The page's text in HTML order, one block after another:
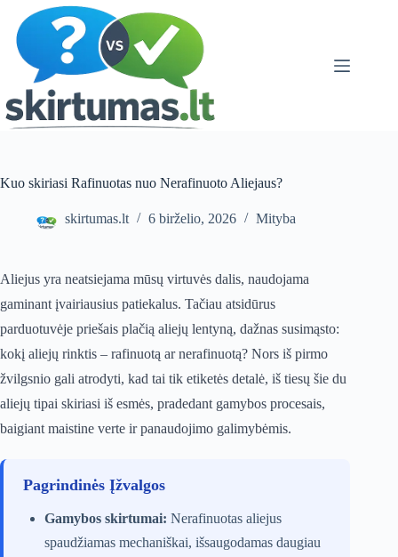
content
Kuo skiriasi Rafinuotas nuo Nerafinuoto Aliejaus?
skirtumas.lt 6 birželio, 2026 Mityba
Aliejus yra neatsiejama mūsų virtuvės dalis, naudojama
gaminant įvairiausius patiekalus. Tačiau atsidūrus
parduotuvėje priešais plačią aliejų lentyną, dažnas susimąsto:
kokį aliejų rinktis – rafinuotą ar nerafinuotą? Nors iš pirmo
žvilgsnio gali atrodyti, kad tai tik etiketės detalė, iš tiesų šie du
aliejų tipai skiriasi iš esmės, pradedant gamybos procesais,
baigiant maistine verte ir panaudojimo galimybėmis.
Pagrindinės Įžvalgos
Gamybos skirtumai: Nerafinuotas aliejus
spaudžiamas mechaniškai, išsaugodamas daugiau